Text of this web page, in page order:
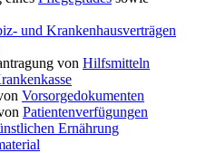
und Krankenhausverträgen
von Hilfsmitteln
Vorsorgedokumenten
Patientenverfügungen
Ernährung